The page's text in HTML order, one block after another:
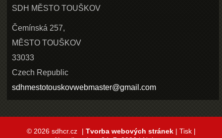
SDH MĚSTO TOUŠKOV
Čemínská 257,
MĚSTO TOUŠKOV
33033
Czech Republic
sdhmestotouskovwebmaster@gmail.com
© 2026 sdhcr.cz | Tvorba webových stránek| Tisk|